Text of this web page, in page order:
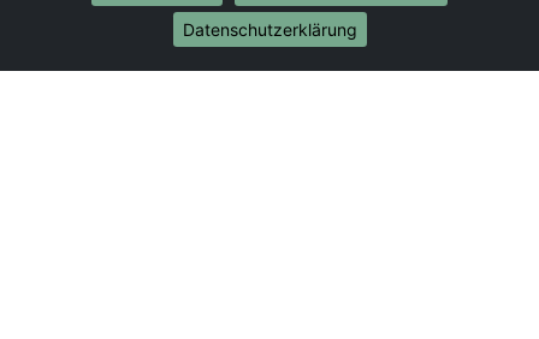
Internationale-Umzüge
Umzug von Ulm nach Brasilien
Datenschutzerklärung